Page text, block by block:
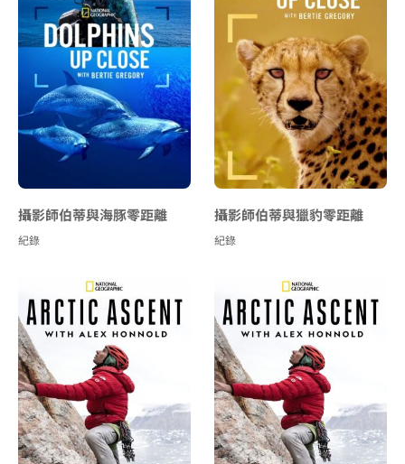
攝影師伯蒂與海豚零距離
紀錄
攝影師伯蒂與獵豹零距離
紀錄